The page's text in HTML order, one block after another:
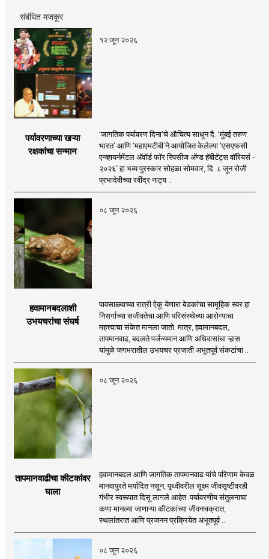
संबंधित मजकूर
१२ जून २०२६
पर्यावरणाच्या खऱ्या
रक्षकांचा सन्मान
‘जागतिक पर्यावरण दिना’चे औचित्य साधून दै. ‘मुंबई तरुण
भारत’ आणि ‘महाएमटीबी’ने आयोजित केलेल्या ‘एसएफसी
एन्व्हायर्नमेंटल अ‍ॅवॉर्ड फॉर स्पिसीज अ‍ॅण्ड हॅबीटॅट्स वॉरियर्स -
२०२६’ हा भव्य पुरस्कार सोहळा सोमवार, दि. ८ जून रोजी
प्रभादेवीच्या रवींद्र नाट्य ..
०८ जून २०२६
हवामानबदलाशी
उभयचरांचा संघर्ष
पावसाळ्याच्या रात्री ऐकू येणारा बेडकांचा सामूहिक स्वर हा
निसर्गाच्या सजीवतेचा आणि परिसंस्थेच्या आरोग्याचा
महत्त्वाचा संकेत मानला जातो. मात्र, हवामानबदल,
तापमानवाढ, बदलते पर्जन्यमान आणि अधिवासांचा ऱ्हास
यांमुळे जगभरातील उभयचर प्रजाती अभूतपूर्व संकटांचा ..
०८ जून २०२६
तापमानवाढीचा कीटकांवर
घाला
हवामानबदल आणि जागतिक तापमानवाढ यांचे परिणाम केवळ
मानवापुरते मर्यादित नसून, पृथ्वीवरील सूक्ष्म जीवसृष्टीवरही
गंभीर स्वरूपात दिसू लागले आहेत. पर्यावरणीय संतुलनाचा
कणा मानल्या जाणाऱ्या कीटकांच्या जीवनचक्रात,
स्थलांतरात आणि प्रजनन प्रक्रियेत अभूतपूर्व ..
०८ जून २०२६